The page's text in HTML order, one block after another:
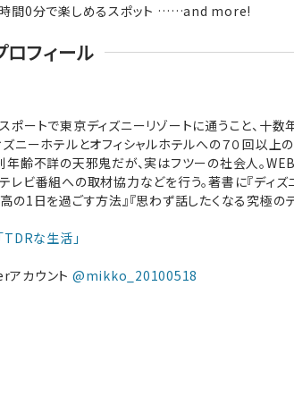
間0分で楽しめるスポット ……and more!
フィール
ポートで東京ディズニーリゾートに通うこと、十
ズニーホテルとオフィシャルホテルへの７０回以
年齢不詳の天邪鬼だが、実はフツーの社会人。
レビ番組への取材協力などを行う。著書に『ディズ
の1日を過ごす方法』『思わず話したくなる究極のデ
TDRな生活」
カウント @mikko_20100518